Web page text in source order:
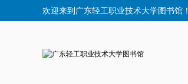
欢迎来到广东轻工职业技术大学图书馆！